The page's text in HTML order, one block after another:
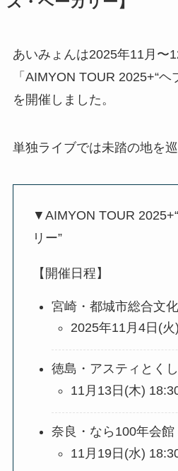
あいみょんは2025年11月〜
「AIMYON TOUR 2025+“ヘ
を開催しました。
単独ライブでは未踏の地を巡
▼AIMYON TOUR
リー”
【開催日程】
宮崎・都城市総合文
2025年11月4日(
徳島・アスティとく
11月13日(木)
奈良・なら100年会館
11月19日(水)